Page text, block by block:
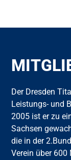
Der Dresden
Leistungs- und
2005 ist er zu
Sachsen
die in der
Verein über 600